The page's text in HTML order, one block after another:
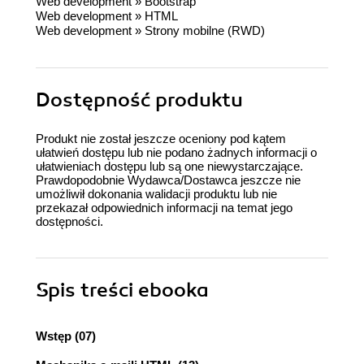
Web development » HTML
Web development » Strony mobilne (RWD)
Dostępność produktu
Produkt nie został jeszcze oceniony pod kątem
ułatwień dostępu lub nie podano żadnych informacji o
ułatwieniach dostępu lub są one niewystarczające.
Prawdopodobnie Wydawca/Dostawca jeszcze nie
umożliwił dokonania walidacji produktu lub nie
przekazał odpowiednich informacji na temat jego
dostępności.
Spis treści ebooka
Wstęp (07)